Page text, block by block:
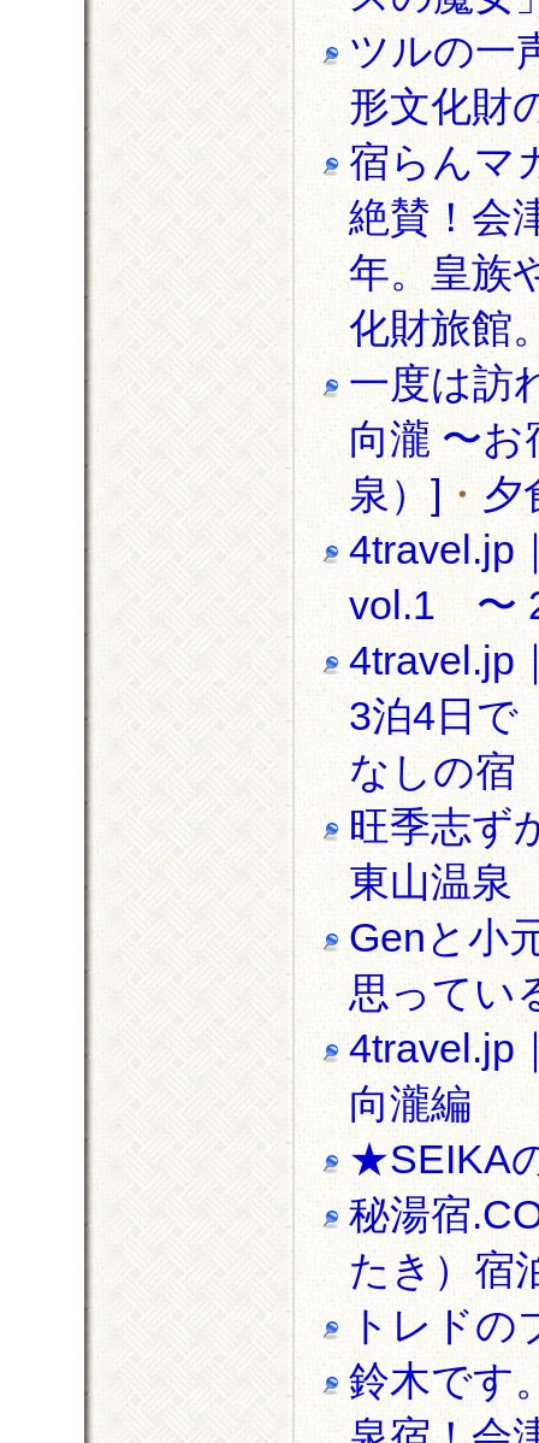
ツルの一
形文化財
宿らんマ
絶賛！会
年。皇族
化財旅館
一度は訪
向瀧 〜
泉）]・夕
4travel.jp
vol.1 〜
4travel.jp
3泊4日で
なしの宿
旺季志
東山温
Genと小
思ってい
4travel.jp
向瀧編
★SEIKA
秘湯宿
たき）宿
トレド
鈴木です